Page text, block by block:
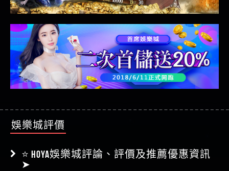
娛樂城評價
⭐ HOYA娛樂城評論、評價及推薦優惠資訊
➤